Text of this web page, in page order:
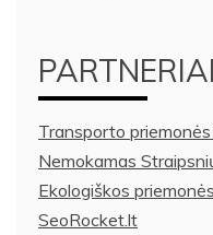
PARTNERIAI
Transporto
Nemokamas
Ekologiškos priemonės
SeoRocket.lt